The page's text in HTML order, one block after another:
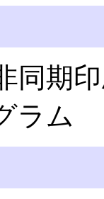
同期
ラム